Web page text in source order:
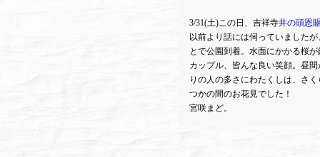
3/31(土)この日、吉祥寺井の頭恩
以前より話には伺っていました
とで公園到着。水面にかかる桜
カップル、皆んな良い笑顔。昼
りの人の多さにわたくしは、さ
つかの間のお花見でした！
宮咲まど。